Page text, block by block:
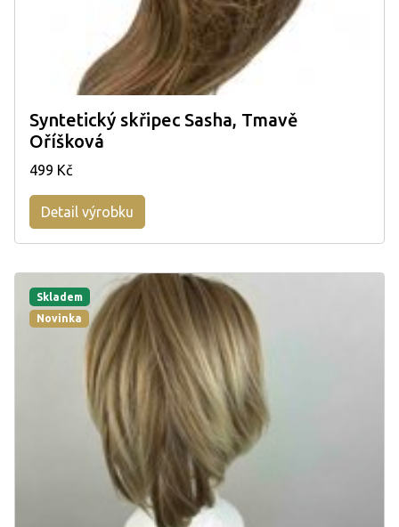
Syntetický skřipec Sasha, Tmavě
Oříšková
499 Kč
Detail výrobku
Skladem
Novinka